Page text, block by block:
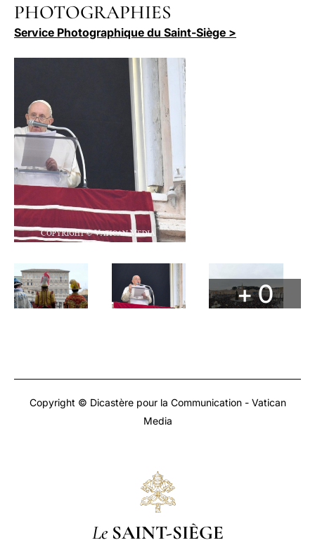
PHOTOGRAPHIES
Service Photographique du Saint-Siège >
+ 0
Copyright © Dicastère pour la Communication - Vatican
Media
Le SAINT-SIÈGE